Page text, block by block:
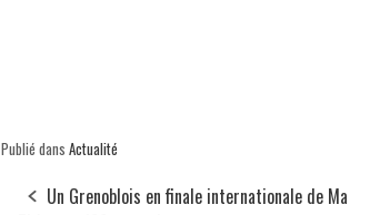
Publié dans Actualité
Un Grenoblois en finale internationale de Ma